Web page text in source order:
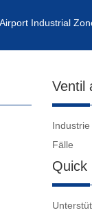
Industrial
Ventil
Fälle
Quick